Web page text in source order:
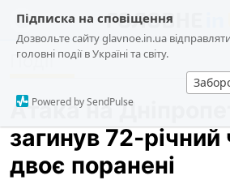
Підписка на сповіщення
Дозвольте сайту glavnoe.in.ua
головні події в Україні та світу.
Powered by SendPulse
новини
про проєкт
події
Події
Атака на
загинув 72-річний
двоє поранені